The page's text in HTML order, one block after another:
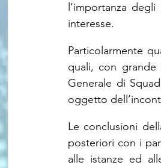
l’importanza
interesse.
Particolarmente
quali, con grande
Generale di
oggetto
Le conclusioni
posteriori con i
alle istanze ed